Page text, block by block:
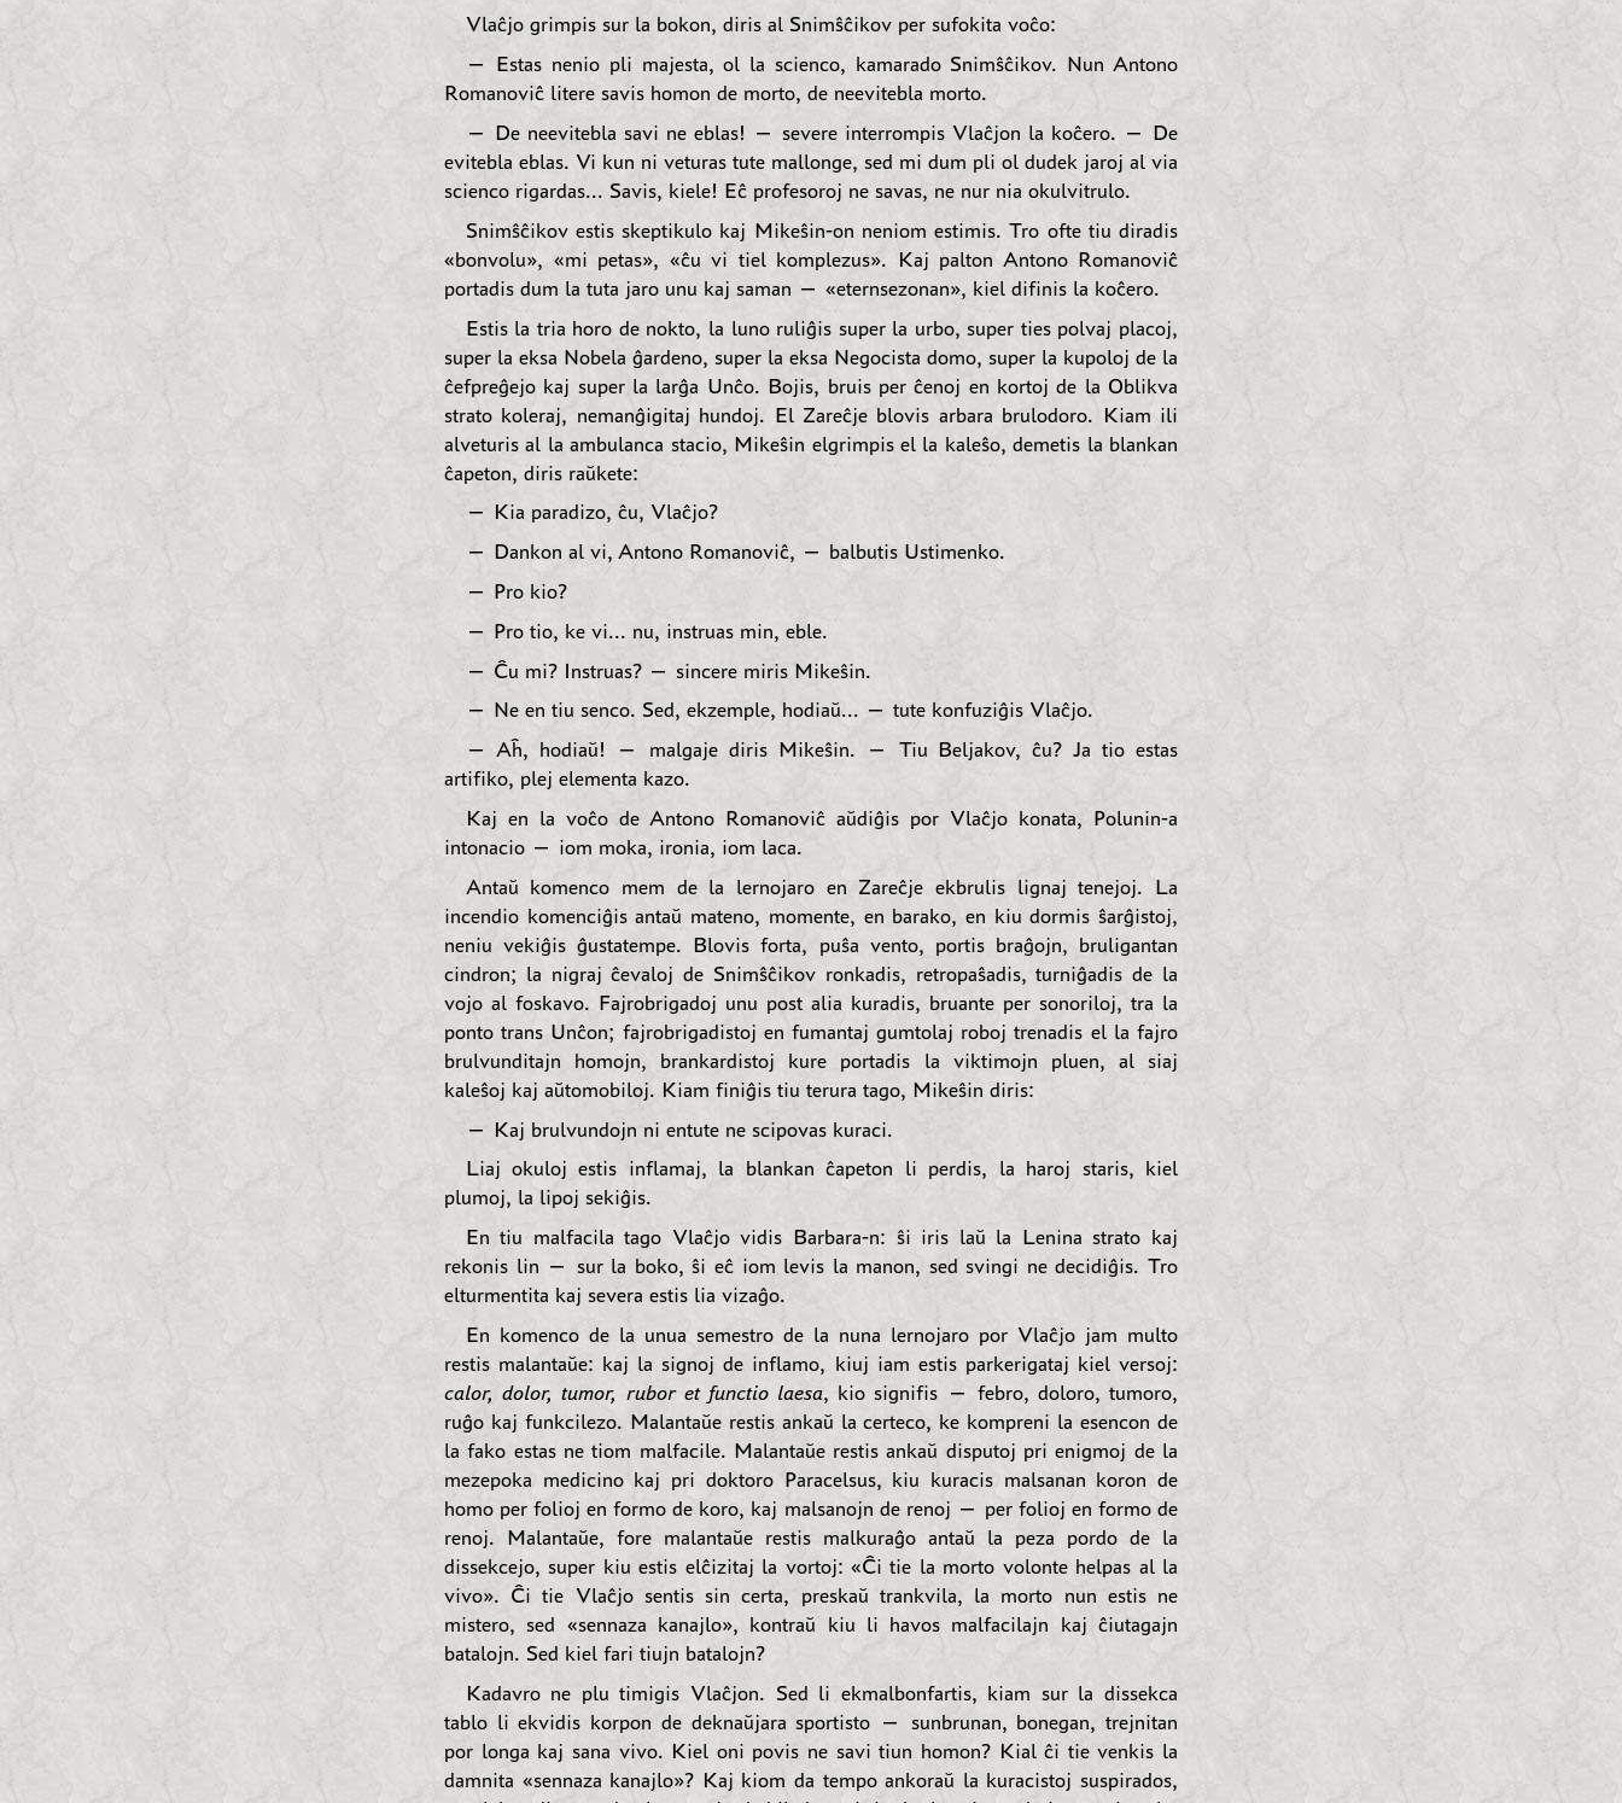
Vlaĉjo grimpis sur la bokon, diris al Snimŝĉikov per sufokita voĉo:
— Estas nenio pli majesta, ol la scienco, kamarado Snimŝĉikov. Nun Antono
Romanoviĉ litere savis homon de morto, de neevitebla morto.
— De neevitebla savi ne eblas! — severe interrompis Vlaĉjon la koĉero. — De
evitebla eblas. Vi kun ni veturas tute mallonge, sed mi dum pli ol dudek jaroj al via
scienco rigardas... Savis, kiele! Eĉ profesoroj ne savas, ne nur nia okulvitrulo.
Snimŝĉikov estis skeptikulo kaj Mikeŝin-on neniom estimis. Tro ofte tiu diradis
«bonvolu», «mi petas», «ĉu vi tiel komplezus». Kaj palton Antono Romanoviĉ
portadis dum la tuta jaro unu kaj saman — «eternsezonan», kiel difinis la koĉero.
Estis la tria horo de nokto, la luno ruliĝis super la urbo, super ties polvaj placoj,
super la eksa Nobela ĝardeno, super la eksa Negocista domo, super la kupoloj de la
ĉefpreĝejo kaj super la larĝa Unĉo. Bojis, bruis per ĉenoj en kortoj de la Oblikva
strato koleraj, nemanĝigitaj hundoj. El Zareĉje blovis arbara brulodoro. Kiam ili
alveturis al la ambulanca stacio, Mikeŝin elgrimpis el la kaleŝo, demetis la blankan
ĉapeton, diris raŭkete:
— Kia paradizo, ĉu, Vlaĉjo?
— Dankon al vi, Antono Romanoviĉ, — balbutis Ustimenko.
— Pro kio?
— Pro tio, ke vi... nu, instruas min, eble.
— Ĉu mi? Instruas? — sincere miris Mikeŝin.
— Ne en tiu senco. Sed, ekzemple, hodiaŭ... — tute konfuziĝis Vlaĉjo.
— Aĥ, hodiaŭ! — malgaje diris Mikeŝin. — Tiu Beljakov, ĉu? Ja tio estas
artifiko, plej elementa kazo.
Kaj en la voĉo de Antono Romanoviĉ aŭdiĝis por Vlaĉjo konata, Polunin-a
intonacio — iom moka, ironia, iom laca.
Antaŭ komenco mem de la lernojaro en Zareĉje ekbrulis lignaj tenejoj. La
incendio komenciĝis antaŭ mateno, momente, en barako, en kiu dormis ŝarĝistoj,
neniu vekiĝis ĝustatempe. Blovis forta, puŝa vento, portis braĝojn, bruligantan
cindron; la nigraj ĉevaloj de Snimŝĉikov ronkadis, retropaŝadis, turniĝadis de la
vojo al foskavo. Fajrobrigadoj unu post alia kuradis, bruante per sonoriloj, tra la
ponto trans Unĉon; fajrobrigadistoj en fumantaj gumtolaj roboj trenadis el la fajro
brulvunditajn homojn, brankardistoj kure portadis la viktimojn pluen, al siaj
kaleŝoj kaj aŭtomobiloj. Kiam finiĝis tiu terura tago, Mikeŝin diris:
— Kaj brulvundojn ni entute ne scipovas kuraci.
Liaj okuloj estis inflamaj, la blankan ĉapeton li perdis, la haroj staris, kiel
plumoj, la lipoj sekiĝis.
En tiu malfacila tago Vlaĉjo vidis Barbara-n: ŝi iris laŭ la Lenina strato kaj
rekonis lin — sur la boko, ŝi eĉ iom levis la manon, sed svingi ne decidiĝis. Tro
elturmentita kaj severa estis lia vizaĝo.
En komenco de la unua semestro de la nuna lernojaro por Vlaĉjo jam multo
restis malantaŭe: kaj la signoj de inflamo, kiuj iam estis parkerigataj kiel versoj:
calor, dolor, tumor, rubor et functio laesa, kio signifis — febro, doloro, tumoro,
ruĝo kaj funkcilezo. Malantaŭe restis ankaŭ la certeco, ke kompreni la esencon de
la fako estas ne tiom malfacile. Malantaŭe restis ankaŭ disputoj pri enigmoj de la
mezepoka medicino kaj pri doktoro Paracelsus, kiu kuracis malsanan koron de
homo per folioj en formo de koro, kaj malsanojn de renoj — per folioj en formo de
renoj. Malantaŭe, fore malantaŭe restis malkuraĝo antaŭ la peza pordo de la
dissekcejo, super kiu estis elĉizitaj la vortoj: «Ĉi tie la morto volonte helpas al la
vivo». Ĉi tie Vlaĉjo sentis sin certa, preskaŭ trankvila, la morto nun estis ne
mistero, sed «sennaza kanajlo», kontraŭ kiu li havos malfacilajn kaj ĉiutagajn
batalojn. Sed kiel fari tiujn batalojn?
Kadavro ne plu timigis Vlaĉjon. Sed li ekmalbonfartis, kiam sur la dissekca
tablo li ekvidis korpon de deknaŭjara sportisto — sunbrunan, bonegan, trejnitan
por longa kaj sana vivo. Kiel oni povis ne savi tiun homon? Kial ĉi tie venkis la
damnita «sennaza kanajlo»? Kaj kiom da tempo ankoraŭ la kuracistoj suspirados,